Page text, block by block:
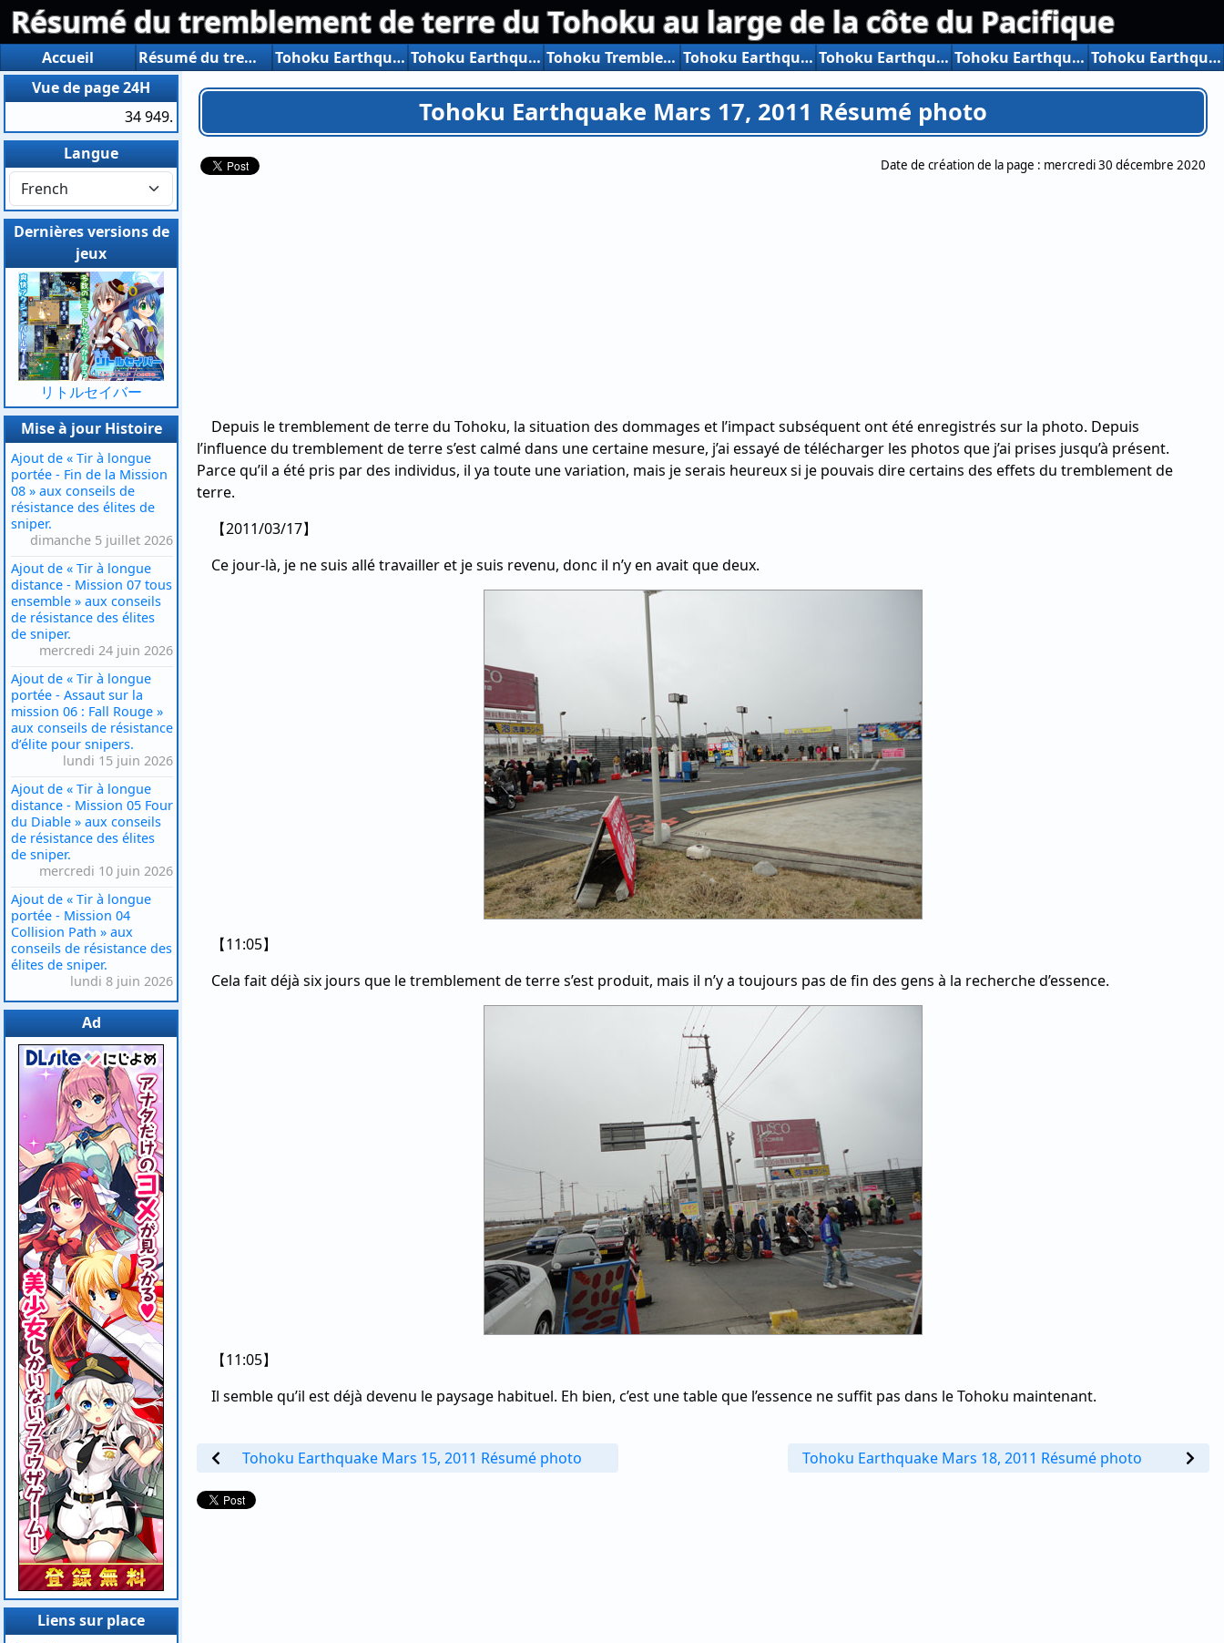
Résumé du tremblement de terre du Tohoku au large de la côte du Pacifique
Accueil Résumé du tremblement de terre du Tohoku au large de la côte du Pacifique Tohoku Earthquake Mars 11, 2011 Résumé photo Tohoku Earthquake Mars 12, 2011 Résumé photo Tohoku Tremblement de terre Mars 13, 2011 Résumé photo Tohoku Earthquake Mars 14, 2011 Résumé photo Tohoku Earthquake Mars 15, 2011 Résumé photo Tohoku Earthquake Mars 17, 2011 Résumé photo Tohoku Earthquake Mars 18, 2011 Résumé photo
Tohoku Earthquake Mars 17, 2011 Résumé photo
Date de création de la page : mercredi 30 décembre 2020
Depuis le tremblement de terre du Tohoku, la situation des dommages et l’impact subséquent ont été enregistrés sur la photo. Depuis
l’influence du tremblement de terre s’est calmé dans une certaine mesure, j’ai essayé de télécharger les photos que j’ai prises jusqu’à présent.
Parce qu’il a été pris par des individus, il ya toute une variation, mais je serais heureux si je pouvais dire certains des effets du tremblement de
terre.
【2011/03/17】
Ce jour-là, je ne suis allé travailler et je suis revenu, donc il n’y en avait que deux.
【11:05】
Cela fait déjà six jours que le tremblement de terre s’est produit, mais il n’y a toujours pas de fin des gens à la recherche d’essence.
【11:05】
Il semble qu’il est déjà devenu le paysage habituel. Eh bien, c’est une table que l’essence ne suffit pas dans le Tohoku maintenant.
Tohoku Earthquake Mars 15, 2011 Résumé photo Tohoku Earthquake Mars 18, 2011 Résumé photo
Vue de page 24H
34 949.
Langue
Dernières versions de
jeux
リトルセイバー
Mise à jour Histoire
Ajout de « Tir à longue
portée - Fin de la Mission
08 » aux conseils de
résistance des élites de
sniper.
dimanche 5 juillet 2026
Ajout de « Tir à longue
distance - Mission 07 tous
ensemble » aux conseils
de résistance des élites
de sniper.
mercredi 24 juin 2026
Ajout de « Tir à longue
portée - Assaut sur la
mission 06 : Fall Rouge »
aux conseils de résistance
d’élite pour snipers.
lundi 15 juin 2026
Ajout de « Tir à longue
distance - Mission 05 Four
du Diable » aux conseils
de résistance des élites
de sniper.
mercredi 10 juin 2026
Ajout de « Tir à longue
portée - Mission 04
Collision Path » aux
conseils de résistance des
élites de sniper.
lundi 8 juin 2026
Ad
Liens sur place